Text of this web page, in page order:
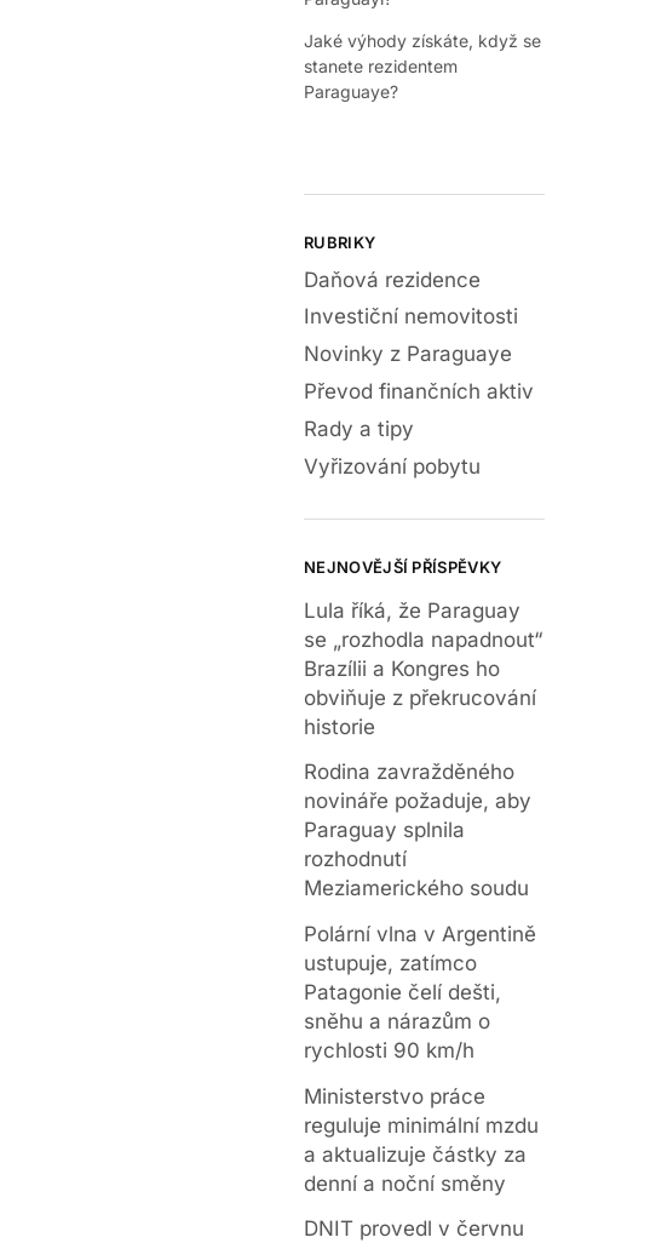
Jaké výhody získáte, když se
stanete rezidentem
Paraguaye?
RUBRIKY
Daňová rezidence
Investiční nemovitosti
Novinky z Paraguaye
Převod finančních aktiv
Rady a tipy
Vyřizování pobytu
NEJNOVĚJŠÍ PŘÍSPĚVKY
Lula říká, že Paraguay
se „rozhodla napadnout“
Brazílii a Kongres ho
obviňuje z překrucování
historie
Rodina zavražděného
novináře požaduje, aby
Paraguay splnila
rozhodnutí
Meziamerického soudu
Polární vlna v Argentině
ustupuje, zatímco
Patagonie čelí dešti,
sněhu a nárazům o
rychlosti 90 km/h
Ministerstvo práce
reguluje minimální mzdu
a aktualizuje částky za
denní a noční směny
DNIT provedl v červnu